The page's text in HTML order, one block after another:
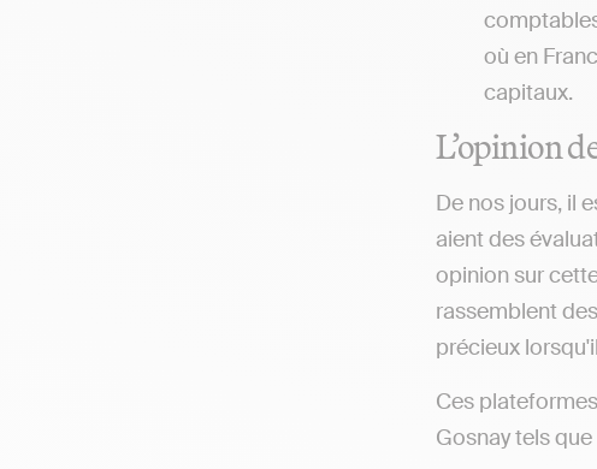
où en
capitaux.
L’opinion
De nos jours, il
aient des
opinion sur
rassemblent
précieux
Ces
Gosnay tels que